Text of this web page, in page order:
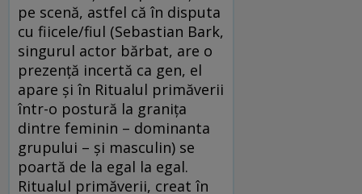
pe scenă, astfel că în disputa
cu fiicele/fiul (Sebastian Bark,
singurul actor bărbat, are o
prezenţă incertă ca gen, el
apare şi în Ritualul primăverii
într-o postură la graniţa
dintre feminin – dominanta
grupului – şi masculin) se
poartă de la egal la egal.
Ritualul primăverii, creat în